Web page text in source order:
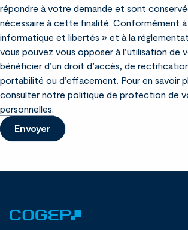
répondre à votre demande et sont
nécessaire à cette finalité. Conformément à
informatique et libertés » et à la
vous pouvez vous opposer à l’utilisation de
bénéficier d’un droit d’accès, de
portabilité ou d’effacement. Pour en savoir
consulter notre politique de protection de
personnelles.
Envoyer